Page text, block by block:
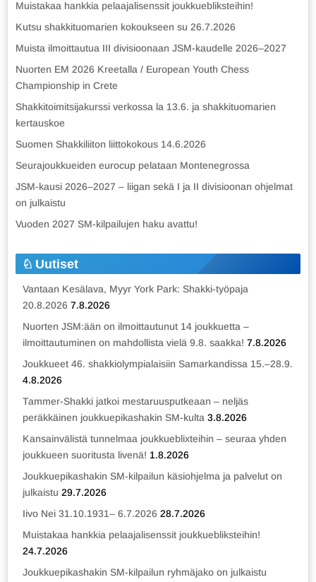
Muistakaa hankkia pelaajalisenssit joukkuebliksteihin!
Kutsu shakkituomarien kokoukseen su 26.7.2026
Muista ilmoittautua III divisioonaan JSM-kaudelle 2026–2027
Nuorten EM 2026 Kreetalla / European Youth Chess
Championship in Crete
Shakkitoimitsijakurssi verkossa la 13.6. ja shakkituomarien
kertauskoe
Suomen Shakkiliiton liittokokous 14.6.2026
Seurajoukkueiden eurocup pelataan Montenegrossa
JSM-kausi 2026–2027 – liigan sekä I ja II divisioonan ohjelmat
on julkaistu
Vuoden 2027 SM-kilpailujen haku avattu!
Uutiset
Vantaan Kesälava, Myyr York Park: Shakki-työpaja
20.8.2026 7.8.2026
Nuorten JSM:ään on ilmoittautunut 14 joukkuetta –
ilmoittautuminen on mahdollista vielä 9.8. saakka! 7.8.2026
Joukkueet 46. shakkiolympialaisiin Samarkandissa 15.–28.9.
4.8.2026
Tammer-Shakki jatkoi mestaruusputkeaan – neljäs
peräkkäinen joukkuepikashakin SM-kulta 3.8.2026
Kansainvälistä tunnelmaa joukkueblixteihin – seuraa yhden
joukkueen suoritusta livenä! 1.8.2026
Joukkuepikashakin SM-kilpailun käsiohjelma ja palvelut on
julkaistu 29.7.2026
Iivo Nei 31.10.1931– 6.7.2026 28.7.2026
Muistakaa hankkia pelaajalisenssit joukkuebliksteihin!
24.7.2026
Joukkuepikashakin SM-kilpailun ryhmäjako on julkaistu